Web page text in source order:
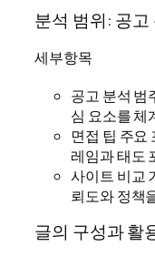
분석 범위: 공
세부항목
공고 분석 범
심 요소를 체
면접 팁 주요
레임과 태도
사이트 비교
뢰도와 정책
글의 구성과 활